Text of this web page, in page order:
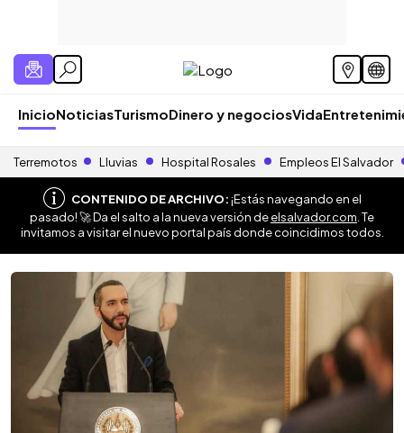
InicioNoticiasTurismoDinero y negociosVida
Terremotos Lluvias Hospital Rosales Empleos El Salvador
CONTENIDO DE ARCHIVO:¡Estás navegando en el
pasado! 🚀 Da el salto a la nueva versión deelsalvador.com . Te
invitamos a visitar el nuevo portal país donde coincidimos todos.